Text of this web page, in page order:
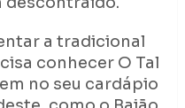
a tradicional
conhecer O Tal
no seu cardápio